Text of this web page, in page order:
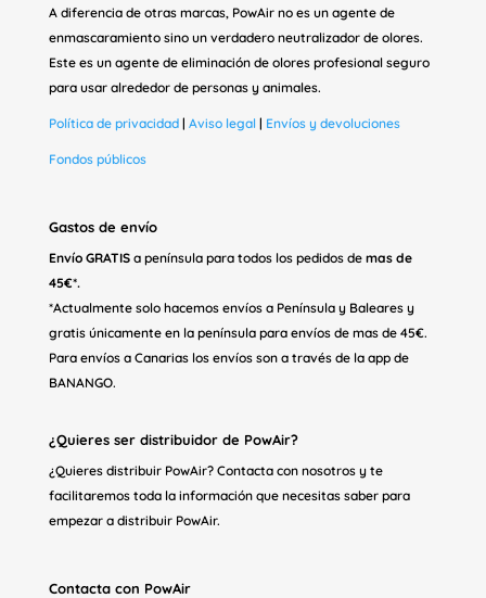
A diferencia de otras marcas, PowAir no es un agente de
enmascaramiento sino un verdadero neutralizador de olores.
Este es un agente de eliminación de olores profesional seguro
para usar alrededor de personas y animales.
Política de privacidad| Aviso legal| Envíos y devoluciones
Fondos públicos
Gastos de envío
Envío GRATISa península para todos los pedidos de mas de
45€*.
*Actualmente solo hacemos envíos a Península y Baleares y
gratis únicamente en la península para envíos de mas de 45€.
Para envíos a Canarias los envíos son a través de la app de
BANANGO.
¿Quieres ser distribuidor de PowAir?
¿Quieres distribuir PowAir? Contacta con nosotros y te
facilitaremos toda la información que necesitas saber para
empezar a distribuir PowAir.
Contacta con PowAir